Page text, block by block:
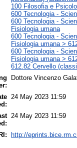
100 Filosofia e
600 Tecnologia -
600 Tecnologia -
Fisiologia umana
600 Tecnologia -
Fisiologia umana >
600 Tecnologia -
Fisiologia umana >
612.82 Cervello
Dottore Vincenzo
24 May 2023 11:59
24 May 2023 11:59
http://